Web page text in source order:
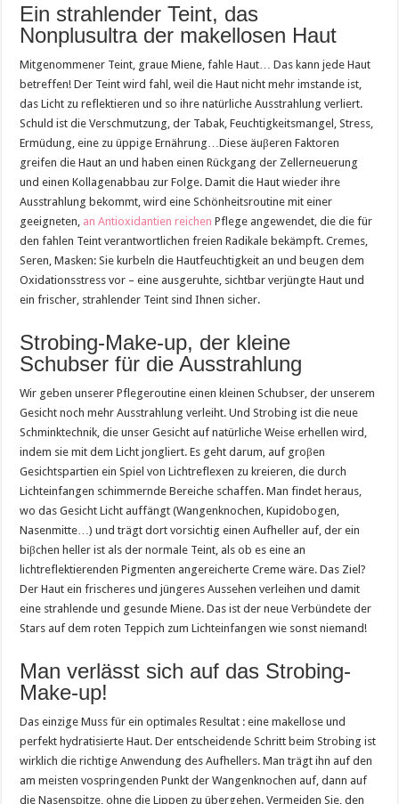
Ein strahlender Teint, das
Nonplusultra der makellosen Haut
Mitgenommener Teint, graue Miene, fahle Haut… Das kann jede Haut
betreffen! Der Teint wird fahl, weil die Haut nicht mehr imstande ist,
das Licht zu reflektieren und so ihre natürliche Ausstrahlung verliert.
Schuld ist die Verschmutzung, der Tabak, Feuchtigkeitsmangel, Stress,
Ermüdung, eine zu üppige Ernährung…Diese äuβeren Faktoren
greifen die Haut an und haben einen Rückgang der Zellerneuerung
und einen Kollagenabbau zur Folge. Damit die Haut wieder ihre
Ausstrahlung bekommt, wird eine Schönheitsroutine mit einer
geeigneten, an Antioxidantien reichen Pflege angewendet, die die für
den fahlen Teint verantwortlichen freien Radikale bekämpft. Cremes,
Seren, Masken: Sie kurbeln die Hautfeuchtigkeit an und beugen dem
Oxidationsstress vor – eine ausgeruhte, sichtbar verjüngte Haut und
ein frischer, strahlender Teint sind Ihnen sicher.
Strobing-Make-up, der kleine
Schubser für die Ausstrahlung
Wir geben unserer Pflegeroutine einen kleinen Schubser, der unserem
Gesicht noch mehr Ausstrahlung verleiht. Und Strobing ist die neue
Schminktechnik, die unser Gesicht auf natürliche Weise erhellen wird,
indem sie mit dem Licht jongliert. Es geht darum, auf groβen
Gesichtspartien ein Spiel von Lichtreflexen zu kreieren, die durch
Lichteinfangen schimmernde Bereiche schaffen. Man findet heraus,
wo das Gesicht Licht auffängt (Wangenknochen, Kupidobogen,
Nasenmitte…) und trägt dort vorsichtig einen Aufheller auf, der ein
biβchen heller ist als der normale Teint, als ob es eine an
lichtreflektierenden Pigmenten angereicherte Creme wäre. Das Ziel?
Der Haut ein frischeres und jüngeres Aussehen verleihen und damit
eine strahlende und gesunde Miene. Das ist der neue Verbündete der
Stars auf dem roten Teppich zum Lichteinfangen wie sonst niemand!
Man verlässt sich auf das Strobing-
Make-up!
Das einzige Muss für ein optimales Resultat : eine makellose und
perfekt hydratisierte Haut. Der entscheidende Schritt beim Strobing ist
wirklich die richtige Anwendung des Aufhellers. Man trägt ihn auf den
am meisten vospringenden Punkt der Wangenknochen auf, dann auf
die Nasenspitze, ohne die Lippen zu übergehen. Vermeiden Sie, den